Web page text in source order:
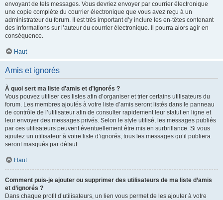
envoyant de tels messages. Vous devriez envoyer par courrier électronique
une copie complète du courrier électronique que vous avez reçu à un
administrateur du forum. Il est très important d’y inclure les en-têtes contenant
des informations sur l’auteur du courrier électronique. Il pourra alors agir en
conséquence.
Haut
Amis et ignorés
À quoi sert ma liste d’amis et d’ignorés ?
Vous pouvez utiliser ces listes afin d’organiser et trier certains utilisateurs du
forum. Les membres ajoutés à votre liste d’amis seront listés dans le panneau
de contrôle de l’utilisateur afin de consulter rapidement leur statut en ligne et
leur envoyer des messages privés. Selon le style utilisé, les messages publiés
par ces utilisateurs peuvent éventuellement être mis en surbrillance. Si vous
ajoutez un utilisateur à votre liste d’ignorés, tous les messages qu’il publiera
seront masqués par défaut.
Haut
Comment puis-je ajouter ou supprimer des utilisateurs de ma liste d’amis
et d’ignorés ?
Dans chaque profil d’utilisateurs, un lien vous permet de les ajouter à votre